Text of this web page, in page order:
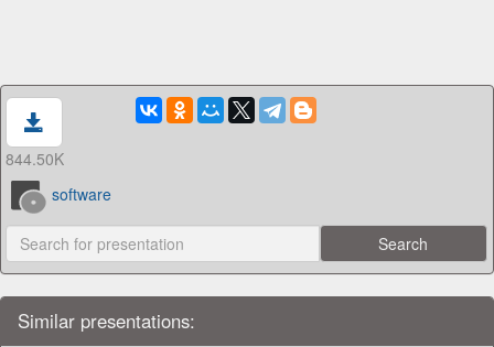
844.50K
software
Similar presentations: